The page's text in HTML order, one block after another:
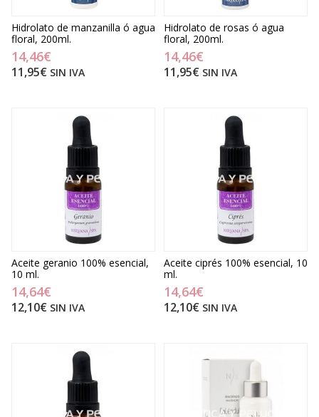
Hidrolato de manzanilla ó agua
floral, 200ml.
14,46€
11,95€ SIN IVA
Hidrolato de rosas ó agua
floral, 200ml.
14,46€
11,95€ SIN IVA
Aceite geranio 100% esencial,
10 ml.
14,64€
12,10€ SIN IVA
Aceite ciprés 100% esencial, 10
ml.
14,64€
12,10€ SIN IVA